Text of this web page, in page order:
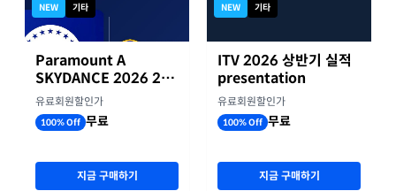
NEW 기타
Paramount A
SKYDANCE 2026 2분
기 실적
유료회원할인가
100% Off 무료
지금 구매하기
NEW 기타
ITV 2026 상반기 실적
presentation
유료회원할인가
100% Off 무료
지금 구매하기